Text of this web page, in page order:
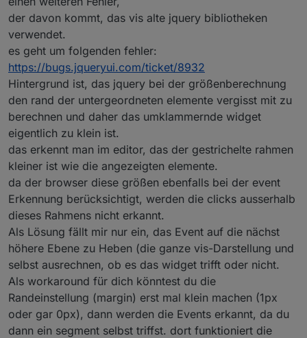
der davon kommt, das vis alte jquery bibliotheken
verwendet.
es geht um folgenden fehler:
https://bugs.jqueryui.com/ticket/8932
Hintergrund ist, das jquery bei der größenberechnung
den rand der untergeordneten elemente vergisst mit zu
berechnen und daher das umklammernde widget
eigentlich zu klein ist.
das erkennt man im editor, das der gestrichelte rahmen
kleiner ist wie die angezeigten elemente.
da der browser diese größen ebenfalls bei der event
Erkennung berücksichtigt, werden die clicks ausserhalb
dieses Rahmens nicht erkannt.
Als Lösung fällt mir nur ein, das Event auf die nächst
höhere Ebene zu Heben (die ganze vis-Darstellung und
selbst ausrechnen, ob es das widget trifft oder nicht.
Als workaround für dich könntest du die
Randeinstellung (margin) erst mal klein machen (1px
oder gar 0px), dann werden die Events erkannt, da du
dann ein segment selbst triffst. dort funktioniert die